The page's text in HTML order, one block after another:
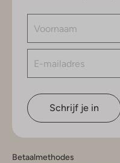
Schrijf je in
Betaalmethodes